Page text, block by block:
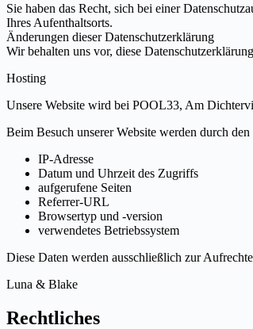
Sie haben das Recht, sich bei einer
Ihres Aufenthaltsorts.
Änderungen dieser Datenschutzerklärung
Wir behalten uns vor, diese
Hosting
Unsere Website wird bei POOL33, Am
Beim Besuch unserer Website werden durch
IP-Adresse
Datum und Uhrzeit des Zugriffs
aufgerufene Seiten
Referrer-URL
Browsertyp und -version
verwendetes Betriebssystem
Diese Daten werden ausschließlich zur
Luna & Blake
Rechtliches